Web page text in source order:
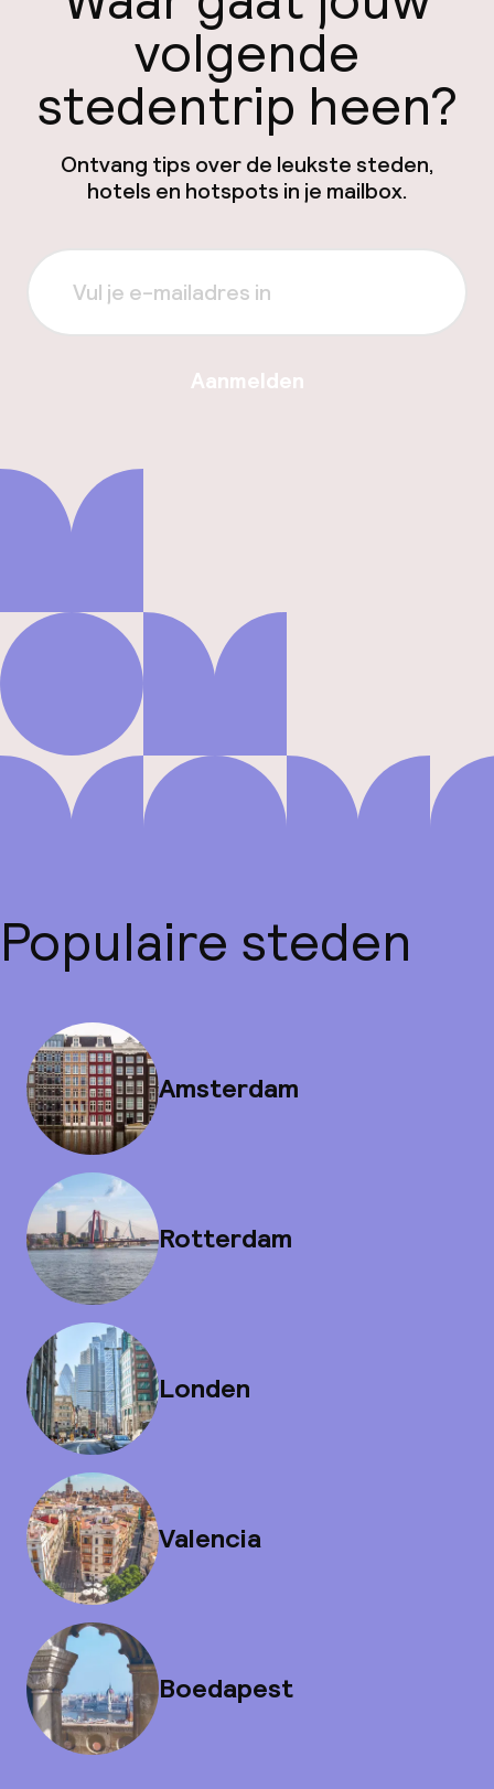
volgende
stedentrip heen?
Ontvang tips over de leukste steden,
hotels en hotspots in je mailbox.
Aanmelden
Populaire steden
Amsterdam
Rotterdam
Londen
Valencia
Boedapest